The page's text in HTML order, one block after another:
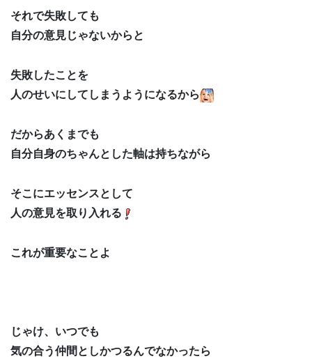
それで失敗しても
自分の意見じゃないからと
失敗したことを
人のせいにしてしまうようになるから
だからあくまでも
自分自身のちゃんとした軸は持ちながら
そこにエッセンスとして
人の意見を取り入れる
これが重要なことよ
じゃけ、いつでも
気の合う仲間としかつるんでなかったら